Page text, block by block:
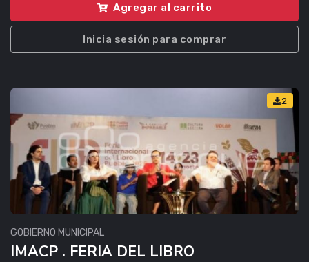
Agregar al carrito
Inicia sesión para comprar
2
GOBIERNO MUNICIPAL
IMACP . FERIA DEL LIBRO